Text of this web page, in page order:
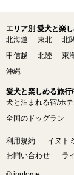
エリア別 愛犬と楽
北海道
東北 北
甲信越
北陸 東
沖縄
愛犬と楽しめる旅行
犬と泊まれる宿/ホ
全国のドッグラン
利用規約 イヌト
お問い合わせ
ラ